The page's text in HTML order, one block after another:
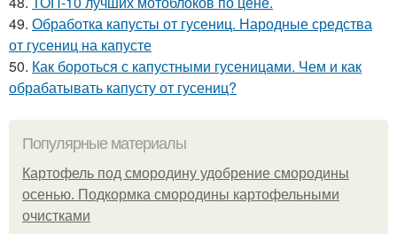
49. Обработка капусты от гусениц. Народные средства
от гусениц на капусте
50. Как бороться с капустными гусеницами. Чем и как
обрабатывать капусту от гусениц?
Популярные материалы
Картофель под смородину удобрение смородины
осенью. Подкормка смородины картофельными
очистками